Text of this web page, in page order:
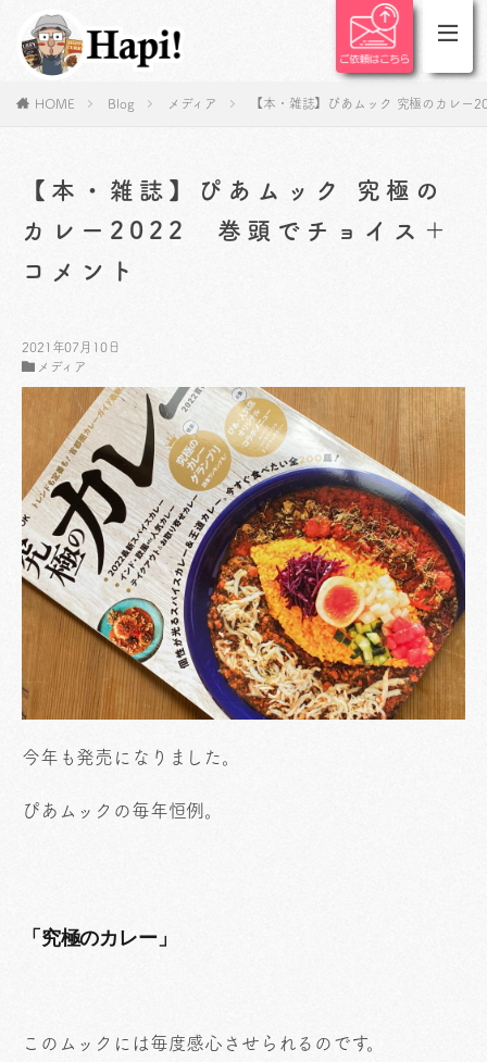
HOME Blog メディア 【本・雑誌】ぴあムック 究極のカレ
【本・雑誌】ぴあムック 究極の
カレー2022 巻頭でチョイス＋
コメント
2021年07月10日
メディア
今年も発売になりました。
ぴあムックの毎年恒例。
「究極のカレー」
このムックには毎度感心させられるのです。